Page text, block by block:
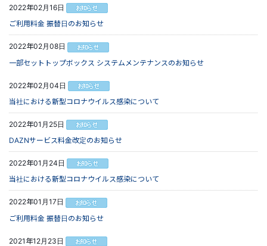
2022年02月16日
ご利用料金 振替日のお知らせ
2022年02月08日
一部セットトップボックス システムメンテナンスのお知らせ
2022年02月04日
当社における新型コロナウイルス感染について
2022年01月25日
DAZNサービス料金改定のお知らせ
2022年01月24日
当社における新型コロナウイルス感染について
2022年01月17日
ご利用料金 振替日のお知らせ
2021年12月23日